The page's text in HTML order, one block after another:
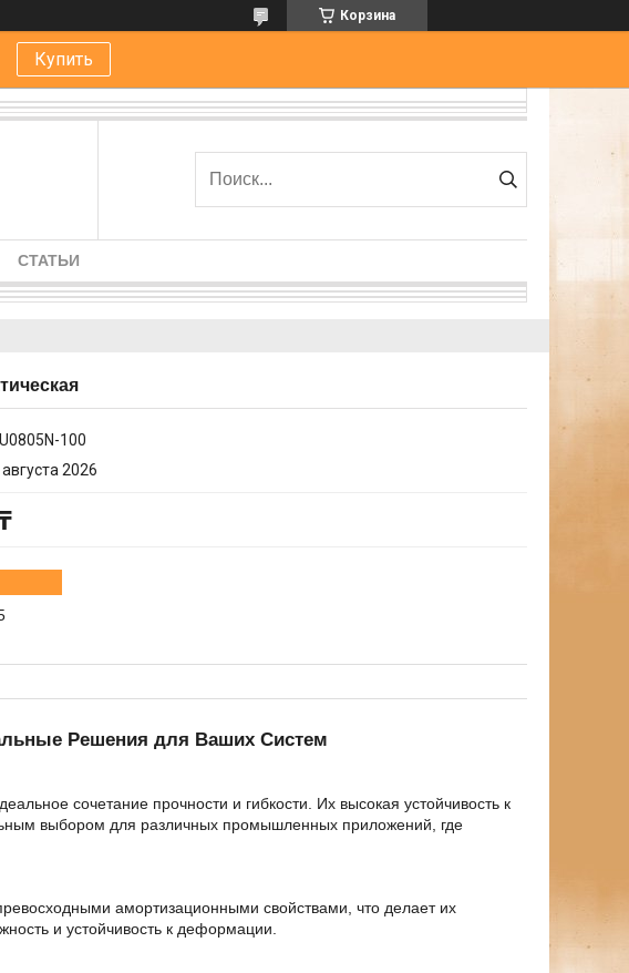
Корзина
Купить
СТАТЬИ
100
2026
Решения для Ваших Систем
сочетание прочности и гибкости. Их высокая устойчивость к
выбором для различных промышленных приложений, где
амортизационными свойствами, что делает их
и устойчивость к деформации.